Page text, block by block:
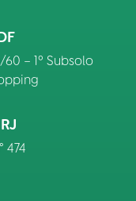
– 1º Subsolo
474